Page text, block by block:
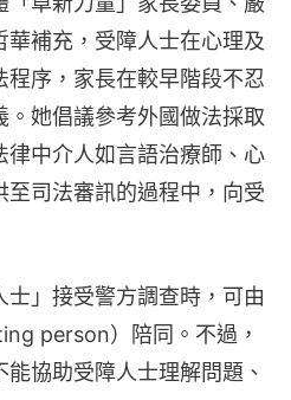
補充，受障人士在心理及
序，家長在較早階段不忍
她倡議參考外國做法採取
律中介人如言語治療師、心
司法審訊的過程中，向受
」接受警方調查時，可由
person）陪同。不過，
協助受障人士理解問題、